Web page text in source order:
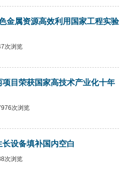
金属资源高效利用国家工程实验
次浏览
目荣获国家高技术产业化十年
次浏览
设备填补国内空白
次浏览